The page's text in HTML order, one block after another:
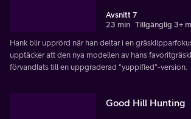
Avsnitt 7
23 min Tillgänglig 3+
Hank blir upprörd när han deltar i en
upptäcker att den nya modellen av hans
förvandlats till en uppgraderad "yuppified"-version.
Good Hill Hunting